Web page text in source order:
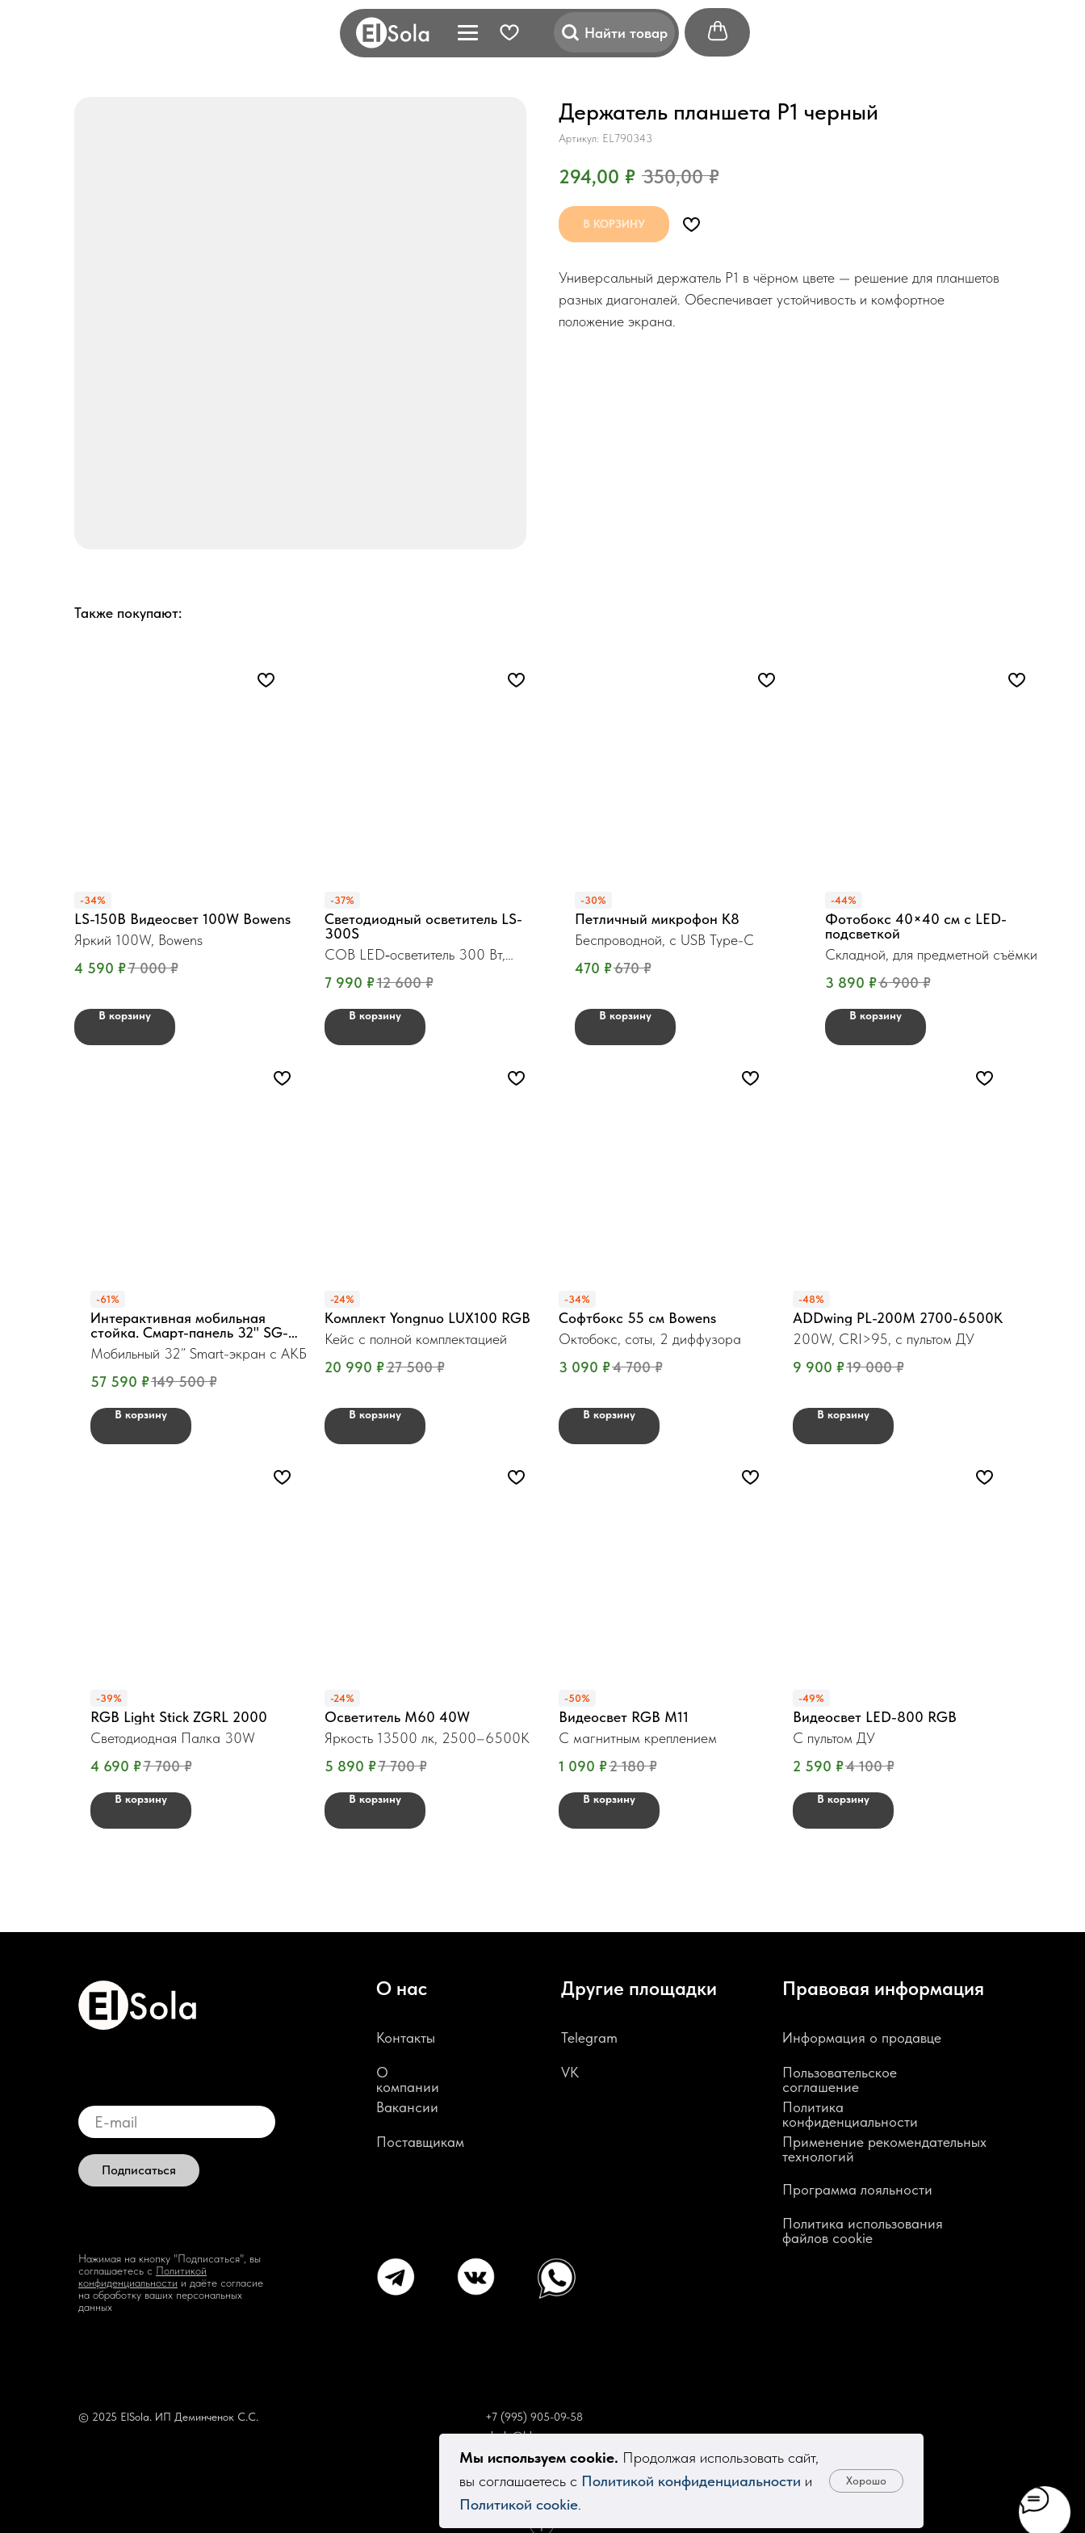
Найти товар
Держатель планшета P1 черный
Артикул: EL790343
294,00 ₽ 350,00 ₽
В КОРЗИНУ
Универсальный держатель P1 в чёрном цвете — решение для планшетов
разных диагоналей. Обеспечивает устойчивость и комфортное
положение экрана.
Также покупают:
-34%
LS-150B Видеосвет 100W Bowens
Яркий 100W, Bowens
4 590 ₽7 000 ₽
В корзину
-37%
Светодиодный осветитель LS-
300S
COB LED‑осветитель 300 Вт,
7 990 ₽12 600 ₽
В корзину
-30%
Петличный микрофон К8
Беспроводной, c USB Type-C
470 ₽670 ₽
В корзину
-44%
Фотобокс 40×40 см с LED-
подсветкой
Складной, для предметной съёмки
3 890 ₽6 900 ₽
В корзину
-61%
Интерактивная мобильная
стойка. Смарт-панель 32" SG-
QM32ST
Мобильный 32” Smart-экран с АКБ
57 590 ₽149 500 ₽
В корзину
-24%
Комплект Yongnuo LUX100 RGB
Кейс с полной комплектацией
20 990 ₽27 500 ₽
В корзину
-34%
Софтбокс 55 см Bowens
Октобокс, соты, 2 диффузора
3 090 ₽4 700 ₽
В корзину
-48%
ADDwing PL-200М 2700-6500K
200W, CRI>95, с пультом ДУ
9 900 ₽19 000 ₽
В корзину
-39%
RGB Light Stick ZGRL 2000
Светодиодная Палка 30W
4 690 ₽7 700 ₽
В корзину
-24%
Осветитель М60 40W
Яркость 13500 лк, 2500–6500K
5 890 ₽7 700 ₽
В корзину
-50%
Видеосвет RGB M11
С магнитным креплением
1 090 ₽2 180 ₽
В корзину
-49%
Видеосвет LED-800 RGB
С пультом ДУ
2 590 ₽4 100 ₽
В корзину
Мы используем cookie. Продолжая использовать сайт,
вы соглашаетесь с Политикой конфиденциальности и
Политикой cookie.
Хорошо
Подписаться
Нажимая на кнопку "Подписаться", вы
соглашаетесь с Политикой
конфиденциальности и даёте согласие
на обработку ваших персональных
данных
Пользовательское
соглашение
Политика
конфиденциальности
Программа лояльности
Политика использования
файлов cookie
elsola@bk.ru
Применение рекомендательных
технологий
Информация о продавце
Контакты
© 2025 ElSola. ИП Деминченок С.С.
Поставщикам
Вакансии
О
компании
Telegram
VK
Правовая информация
О нас Другие площадки
+7 (995) 905-09-58